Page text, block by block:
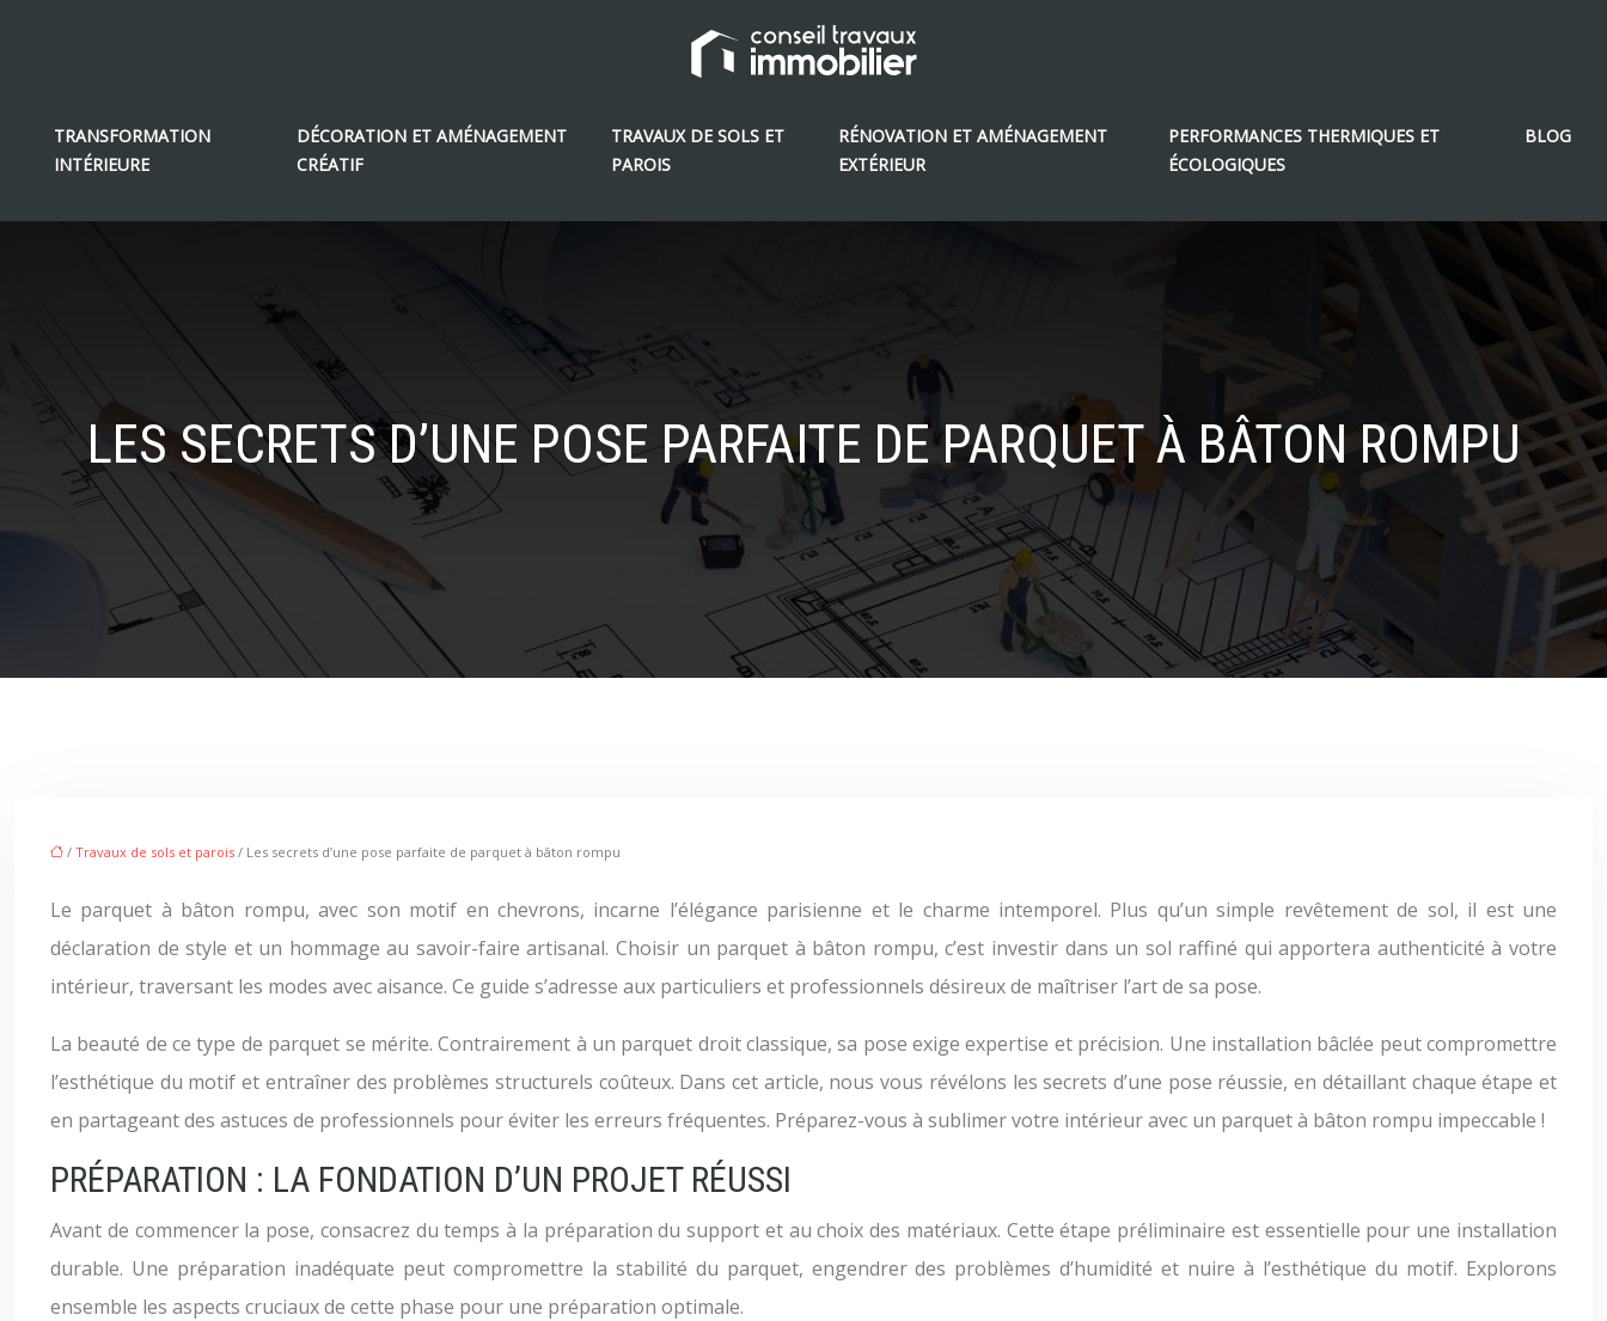
TRANSFORMATION
INTÉRIEURE
DÉCORATION ET AMÉNAGEMENT
CRÉATIF
TRAVAUX DE SOLS ET
PAROIS
RÉNOVATION ET AMÉNAGEMENT
EXTÉRIEUR
PERFORMANCES THERMIQUES ET
ÉCOLOGIQUES
BLOG
LES SECRETS D’UNE POSE PARFAITE DE PARQUET À BÂTON ROMPU
/ Travaux de sols et parois / Les secrets d’une pose parfaite de parquet à bâton rompu
Le parquet à bâton rompu, avec son motif en chevrons, incarne l’élégance parisienne et le charme intemporel. Plus qu’un simple revêtement de sol, il est une
déclaration de style et un hommage au savoir-faire artisanal. Choisir un parquet à bâton rompu, c’est investir dans un sol raffiné qui apportera authenticité à votre
intérieur, traversant les modes avec aisance. Ce guide s’adresse aux particuliers et professionnels désireux de maîtriser l’art de sa pose.
La beauté de ce type de parquet se mérite. Contrairement à un parquet droit classique, sa pose exige expertise et précision. Une installation bâclée peut compromettre
l’esthétique du motif et entraîner des problèmes structurels coûteux. Dans cet article, nous vous révélons les secrets d’une pose réussie, en détaillant chaque étape et
en partageant des astuces de professionnels pour éviter les erreurs fréquentes. Préparez-vous à sublimer votre intérieur avec un parquet à bâton rompu impeccable !
PRÉPARATION : LA FONDATION D’UN PROJET RÉUSSI
Avant de commencer la pose, consacrez du temps à la préparation du support et au choix des matériaux. Cette étape préliminaire est essentielle pour une installation
durable. Une préparation inadéquate peut compromettre la stabilité du parquet, engendrer des problèmes d’humidité et nuire à l’esthétique du motif. Explorons
ensemble les aspects cruciaux de cette phase pour une préparation optimale.